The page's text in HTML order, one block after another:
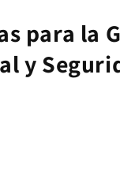
para la
y